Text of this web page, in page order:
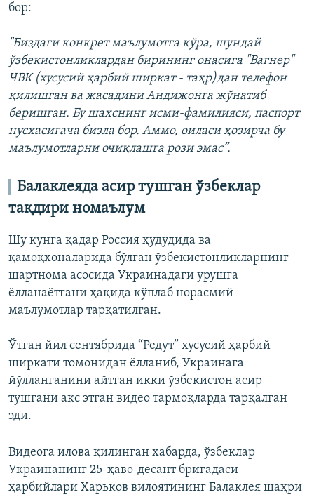
бор:
"Биздаги конкрет маълумотга кўра, шундай
ўзбекистонликлардан бирининг онасига "Вагнер"
ЧВК (хусусий ҳарбий ширкат - таҳр)дан телефон
қилишган ва жасадини Андижонга жўнатиб
беришган. Бу шахснинг исми-фамилияси, паспорт
нусхасигача бизла бор. Аммо, оиласи ҳозирча бу
маълумотларни очиқлашга рози эмас”.
Балаклеяда асир тушган ўзбеклар
тақдири номаълум
Шу кунга қадар Россия ҳудудида ва
қамоқхоналарида бўлган ўзбекистонликларнинг
шартнома асосида Украинадаги урушга
ёлланаётгани ҳақида кўплаб норасмий
маълумотлар тарқатилган.
Ўтган йил сентябрида “Редут” хусусий ҳарбий
ширкати томонидан ёлланиб, Украинага
йўлланганини айтган икки ўзбекистон асир
тушгани акс этган видео тармоқларда тарқалган
эди.
Видеога илова қилинган хабарда, ўзбеклар
Украинанинг 25-ҳаво-десант бригадаси
ҳарбийлари Харьков вилоятининг Балаклея шаҳри